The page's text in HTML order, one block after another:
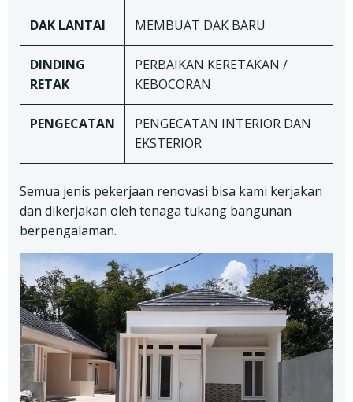
DAK LANTAI MEMBUAT DAK BARU
DINDING
RETAK
PERBAIKAN KERETAKAN /
KEBOCORAN
PENGECATAN
PENGECATAN INTERIOR DAN
EKSTERIOR
Semua jenis pekerjaan renovasi bisa kami kerjakan
dan dikerjakan oleh tenaga tukang bangunan
berpengalaman.